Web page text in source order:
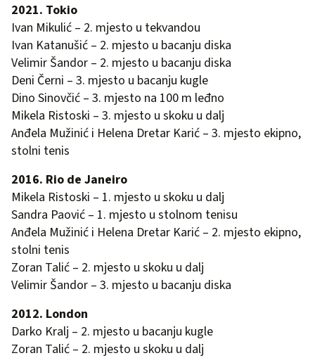
2021. Tokio
Ivan Mikulić – 2. mjesto u tekvandou
Ivan Katanušić – 2. mjesto u bacanju diska
Velimir Šandor – 2. mjesto u bacanju diska
Deni Černi – 3. mjesto u bacanju kugle
Dino Sinovčić – 3. mjesto na 100 m leđno
Mikela Ristoski – 3. mjesto u skoku u dalj
Anđela Mužinić i Helena Dretar Karić – 3. mjesto ekipno,
stolni tenis
2016. Rio de Janeiro
Mikela Ristoski – 1. mjesto u skoku u dalj
Sandra Paović – 1. mjesto u stolnom tenisu
Anđela Mužinić i Helena Dretar Karić – 2. mjesto ekipno,
stolni tenis
Zoran Talić – 2. mjesto u skoku u dalj
Velimir Šandor – 3. mjesto u bacanju diska
2012. London
Darko Kralj – 2. mjesto u bacanju kugle
Zoran Talić – 2. mjesto u skoku u dalj